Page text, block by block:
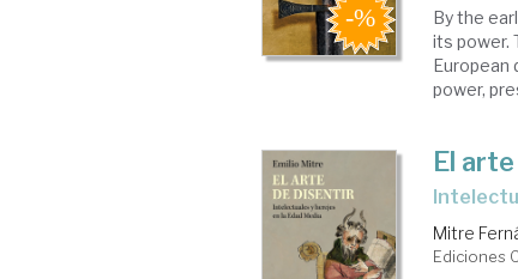
By the
its power.
European
power,
El
Mitre
Ediciones